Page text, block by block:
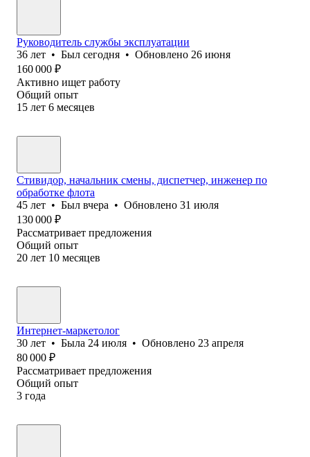
Руководитель службы эксплуатации
36 лет • Был сегодня • Обновлено 26 июня
160 000 ₽
Активно ищет работу
Общий опыт
15 лет 6 месяцев
Стивидор, начальник смены, диспетчер, инженер по
обработке флота
45 лет • Был вчера • Обновлено 31 июля
130 000 ₽
Рассматривает предложения
Общий опыт
20 лет 10 месяцев
Интернет-маркетолог
30 лет • Была 24 июля • Обновлено 23 апреля
80 000 ₽
Рассматривает предложения
Общий опыт
3 года